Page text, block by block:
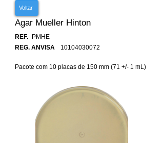
Voltar
Agar Mueller Hinton
REF.
PMHE
REG. ANVISA
10104030072
Pacote com 10 placas de 150 mm (71 +/- 1 mL)